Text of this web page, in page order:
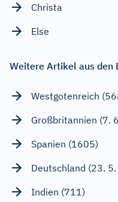
Christa
Else
Weitere Artikel aus den
Westgotenreich
Großbritannien (7.
Spanien (1605)
Deutschland (23.
Indien (711)